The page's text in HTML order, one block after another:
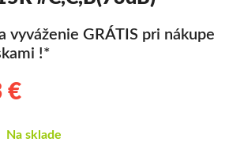
vyváženie GRÁTIS pri nákupe
!*
€
pneumatiky
Na sklade